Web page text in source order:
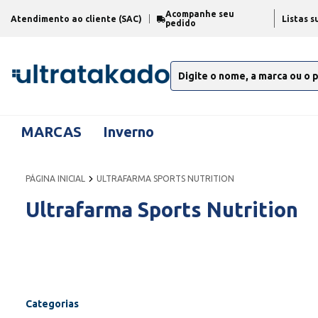
Atendimento ao cliente (SAC)
Acompanhe seu
pedido
Listas
MARCAS Inverno
PÁGINA INICIAL ULTRAFARMA SPORTS NUTRITION
Ultrafarma Sports Nutrition
Categorias